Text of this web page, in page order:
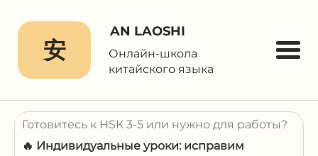
安
AN LAOSHI
Онлайн-школа
китайского языка
Готовитесь к HSK 3-5 или нужно для работы?
🔥 Индивидуальные уроки: исправим